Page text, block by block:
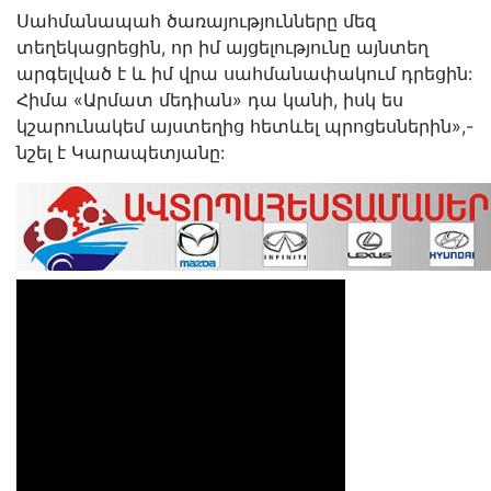
Սահմանապահ ծառայությունները մեզ
տեղեկացրեցին, որ իմ այցելությունը այնտեղ
արգելված է և իմ վրա սահմանափակում դրեցին:
Հիմա «Արմատ մեդիան» դա կանի, իսկ ես
կշարունակեմ այստեղից հետևել պրոցեսներին»,-
նշել է Կարապետյանը: